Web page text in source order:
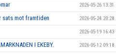
2026-05-26 13:31
sats mot framtiden 2026-05-24 20:28
2026-05-19 16:43
I EKEBY. 2026-05-12 09:18